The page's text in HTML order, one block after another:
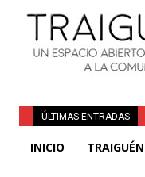
ÚLTIMAS ENTRADAS
INICIO TRAIGUÉN